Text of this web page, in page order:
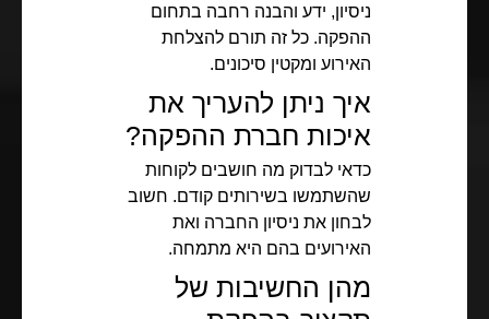
ניסיון, ידע והבנה רחבה בתחום
ההפקה. כל זה תורם להצלחת
האירוע ומקטין סיכונים.
איך ניתן להעריך את
איכות חברת ההפקה?
כדאי לבדוק מה חושבים לקוחות
שהשתמשו בשירותים קודם. חשוב
לבחון את ניסיון החברה ואת
האירועים בהם היא מתמחה.
מהן החשיבות של